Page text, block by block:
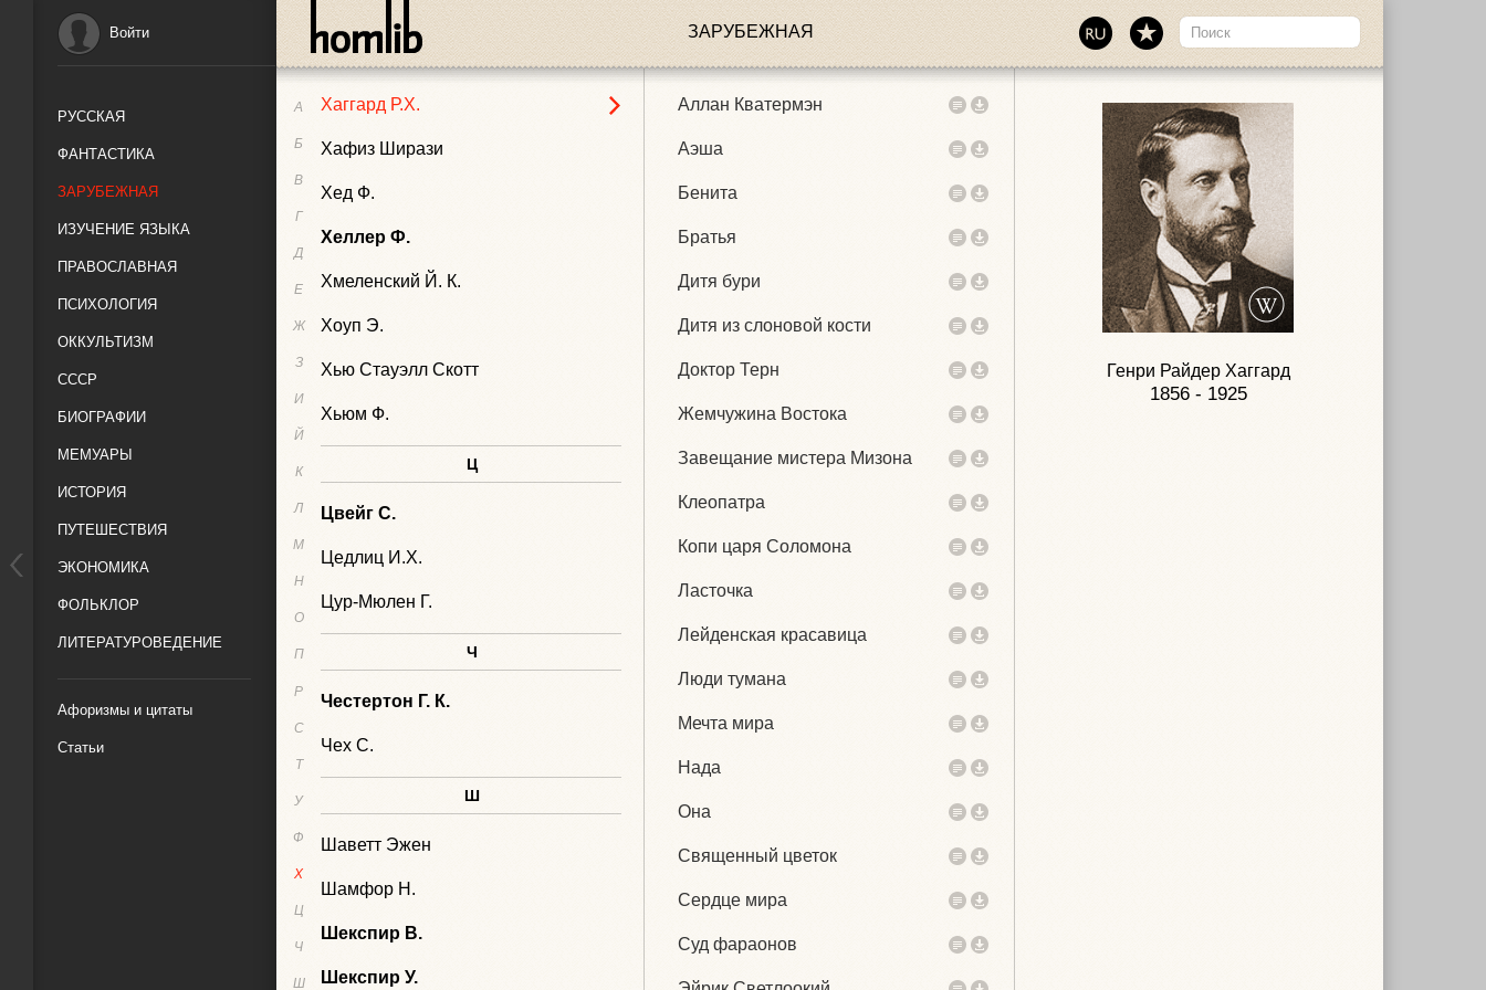
Войти
РУССКАЯ
ФАНТАСТИКА
ЗАРУБЕЖНАЯ
ИЗУЧЕНИЕ ЯЗЫКА
ПРАВОСЛАВНАЯ
ПСИХОЛОГИЯ
ОККУЛЬТИЗМ
СССР
БИОГРАФИИ
МЕМУАРЫ
ИСТОРИЯ
ПУТЕШЕСТВИЯ
ЭКОНОМИКА
ФОЛЬКЛОР
ЛИТЕРАТУРОВЕДЕНИЕ
Афоризмы и цитаты
Статьи
ЗАРУБЕЖНАЯ
А
Б
В
Г
Д
Е
Ж
З
И
Й
К
Л
М
Н
О
П
Р
С
Т
У
Ф
Х
Ц
Ч
Ш
Фудзивара-но Канэсукэ
Х
Хаггард Р.Х.
Хафиз Ширази
Хед Ф.
Хеллер Ф.
Хмеленский Й. К.
Хоуп Э.
Хью Стауэлл Скотт
Хьюм Ф.
Ц
Цвейг С.
Цедлиц И.Х.
Цур-Мюлен Г.
Ч
Честертон Г. К.
Чех С.
Ш
Шаветт Эжен
Шамфор Н.
Шекспир В.
Шекспир У.
Аллан Кватермэн
Аэша
Бенита
Братья
Дитя бури
Дитя из слоновой кости
Доктор Терн
Жемчужина Востока
Завещание мистера Мизона
Клеопатра
Копи царя Соломона
Ласточка
Лейденская красавица
Люди тумана
Мечта мира
Нада
Она
Священный цветок
Сердце мира
Суд фараонов
Генри Райдер Хаггард
1856 - 1925